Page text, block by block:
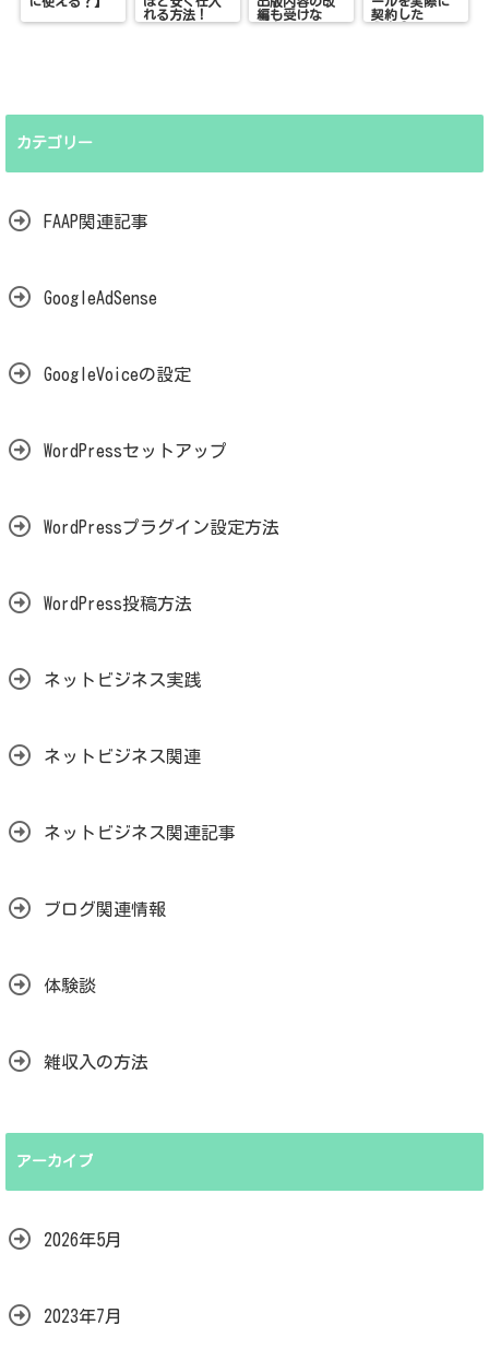
れる方法！
編も受けな
い！
契約した
ら！？
カテゴリー
FAAP関連記事
GoogleAdSense
GoogleVoiceの設定
WordPressセットアップ
WordPressプラグイン設定方法
WordPress投稿方法
ネットビジネス実践
ネットビジネス関連
ネットビジネス関連記事
ブログ関連情報
体験談
雑収入の方法
アーカイブ
2026年5月
2023年7月